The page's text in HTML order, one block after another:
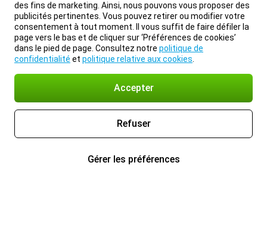
des fins de marketing. Ainsi, nous pouvons vous proposer des
publicités pertinentes. Vous pouvez retirer ou modifier votre
consentement à tout moment. Il vous suffit de faire défiler la
page vers le bas et de cliquer sur ‘Préférences de cookies’
dans le pied de page. Consultez notre politique de
confidentialité et politique relative aux cookies
Accepter
Refuser
Gérer les préférences